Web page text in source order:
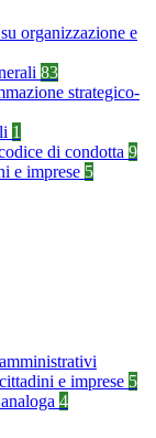
organizzazione e
83
strategico-
1
di condotta 9
e imprese 5
e imprese 5
4